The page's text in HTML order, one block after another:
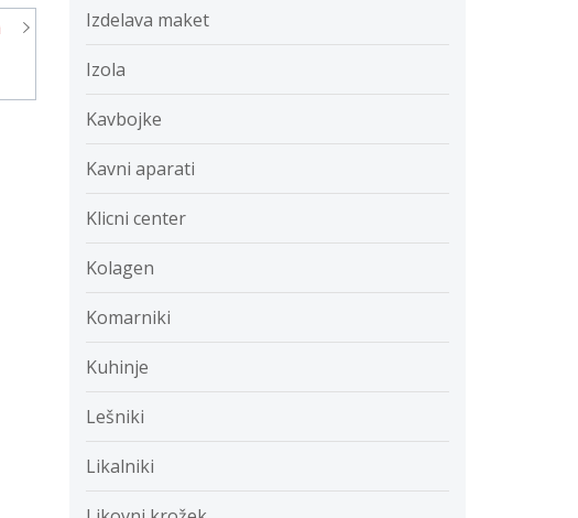
Izdelava maket
Izola
Kavbojke
Kavni aparati
Klicni center
Kolagen
Komarniki
Kuhinje
Lešniki
Likalniki